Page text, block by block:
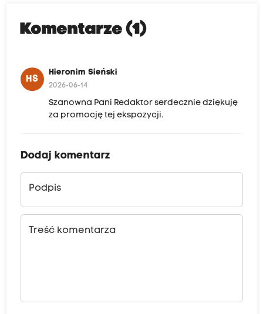
Komentarze (1)
HS
Hieronim Sieński
2026-06-14
Szanowna Pani Redaktor serdecznie dziękuję
za promocję tej ekspozycji.
Dodaj komentarz
Podpis
Treść komentarza